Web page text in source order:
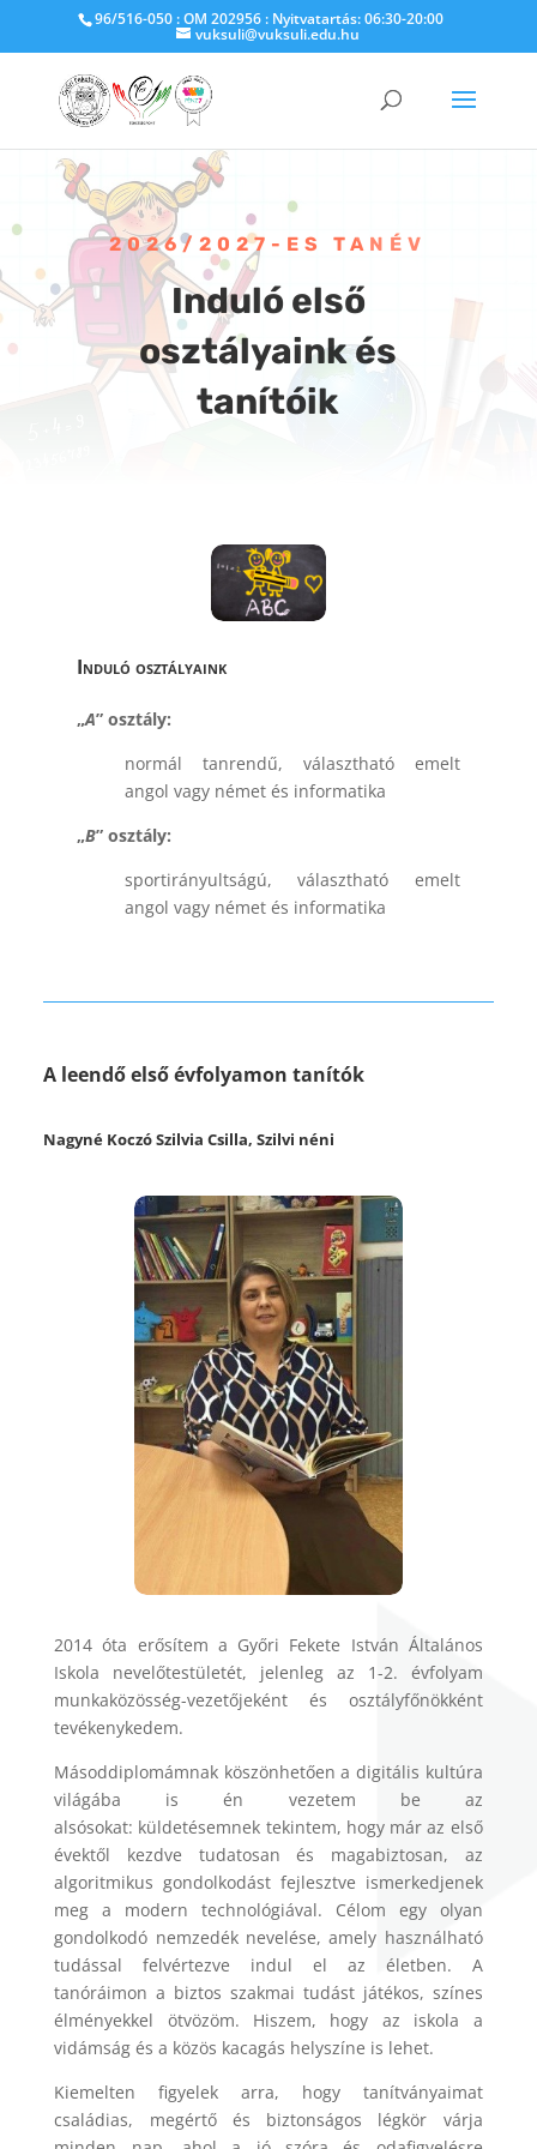
96/516-050 : OM 202956 : Nyitvatartás: 06:30-20:00
vuksuli@vuksuli.edu.hu
2026/2027-ES TANÉV
Induló első
osztályaink és
tanítóik
Induló osztályaink
„A” osztály:
normál tanrendű, választható emelt
angol vagy német és informatika
„B” osztály:
sportirányultságú, választható emelt
angol vagy német és informatika
A leendő első évfolyamon tanítók
Nagyné Koczó Szilvia Csilla, Szilvi néni
2014 óta erősítem a Győri Fekete István Általános
Iskola nevelőtestületét, jelenleg az 1-2. évfolyam
munkaközösség-vezetőjeként és osztályfőnökként
tevékenykedem.
Másoddiplomámnak köszönhetően a digitális kultúra
világába is én vezetem be az
alsósokat: küldetésemnek tekintem, hogy már az első
évektől kezdve tudatosan és magabiztosan, az
algoritmikus gondolkodást fejlesztve ismerkedjenek
meg a modern technológiával. Célom egy olyan
gondolkodó nemzedék nevelése, amely használható
tudással felvértezve indul el az életben. A
tanóráimon a biztos szakmai tudást játékos, színes
élményekkel ötvözöm. Hiszem, hogy az iskola a
vidámság és a közös kacagás helyszíne is lehet.
Kiemelten figyelek arra, hogy tanítványaimat
családias, megértő és biztonságos légkör várja